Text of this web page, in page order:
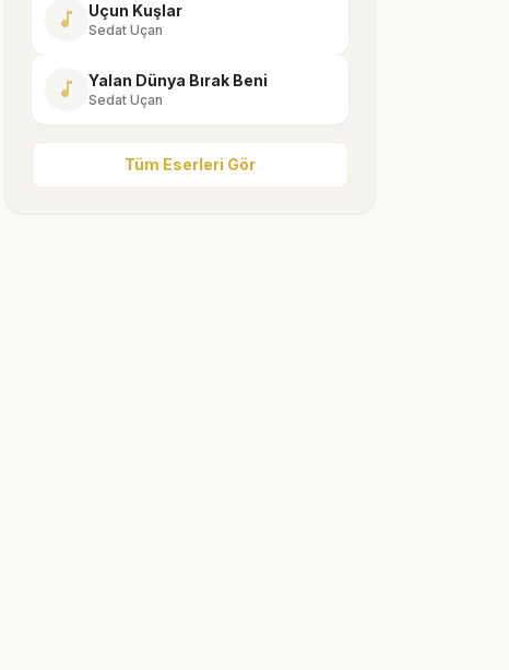
music_note Uçun Kuşlar
Sedat Uçan
music_note Yalan Dünya Bırak Beni
Sedat Uçan
Tüm Eserleri Gör